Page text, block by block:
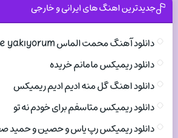
جدیدترین اهنگ های ایرانی و خارجی
دانلود آهنگ محمت الماس gidene yakıyorum
دانلود ریمیکس مامانم خریده
دانلود اهنگ گل منه ادیم ادیم ریمیکس
دانلود ریمیکس متاسفم برای خودم نه تو
دانلود ریمیکس رپ یاس و حصین و